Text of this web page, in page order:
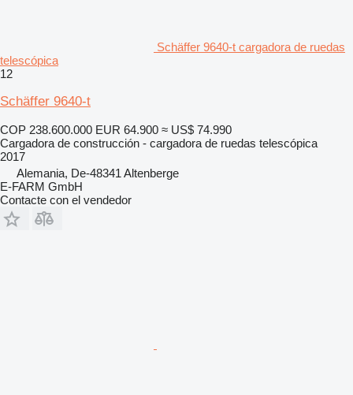
Schäffer 9640-t cargadora de ruedas
telescópica
12
Schäffer 9640-t
COP 238.600.000 EUR 64.900 ≈ US$ 74.990
Cargadora de construcción - cargadora de ruedas telescópica
2017
Alemania, De-48341 Altenberge
E-FARM GmbH
Contacte con el vendedor